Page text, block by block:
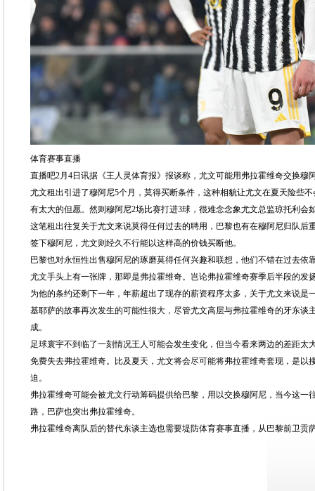
体育赛事直播
直播吧2月4日讯据《王人灵体育报》报谈称，尤文可能用弗拉霍维奇交换穆
尤文租出引进了穆阿尼5个月，莫得买断条件，这种相貌让尤文在夏天险些
有太大的但愿。然则穆阿尼2场比赛打进3球，很难念念象尤文总监琼托利会
这笔租出往复关于尤文来说莫得任何过去的聘用，巴黎也有在穆阿尼归队后
签下穆阿尼，尤文则经久不行能以这样高的价钱买断他。
巴黎也对永恒性出售穆阿尼的琢磨莫得任何兴趣和联想，他们不错在过去依
尤文手头上有一张牌，那即是弗拉霍维奇。岂论弗拉霍维奇赛季后半段的发
为他的条约还剩下一年，年薪超出了现存的薪资程序太多，关于尤文来说是
基耶萨的故事再次发生的可能性很大，尽管尤文高层与弗拉霍维奇的牙东谈
成。
足球寰宇不到临了一刻情况王人可能会发生变化，但当今看来两边的差距太
免费失去弗拉霍维奇。比及夏天，尤文将会尽可能将弗拉霍维奇套现，是以
迫。
弗拉霍维奇可能会被尤文行动筹码提供给巴黎，用以交换穆阿尼，当今这一
路，巴萨也突出弗拉霍维奇。
弗拉霍维奇离队后的替代东谈主选也需要堤防体育赛事直播，从巴黎前卫贡